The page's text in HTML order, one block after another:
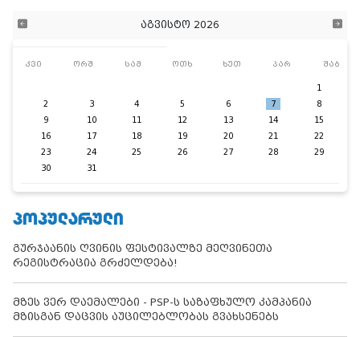
აგვისტო 2026
კვი ორშ სამ ოთხ ხუთ პარ შაბ
1
2
3 4 5 6 7
8
9
10 11 12 13 14
15
16
17 18 19 20 21
22
23
24 25 26 27 28
29
30
31
ᲞᲝᲞᲣᲚᲐᲠᲣᲚᲘ
გურჯაანის ღვინის ფესტივალზე მეღვინეთა
რეგისტრაცია გრძელდება!
მზეს ვერ დაემალები - PSP-ს საზაფხულო კამპანია
მზისგან დაცვის აუცილებლობას გვახსენებს